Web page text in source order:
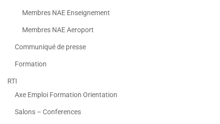
Membres NAE Enseignement
Membres NAE Aeroport
Communiqué de presse
Formation
RTI
Axe Emploi Formation Orientation
Salons – Conferences